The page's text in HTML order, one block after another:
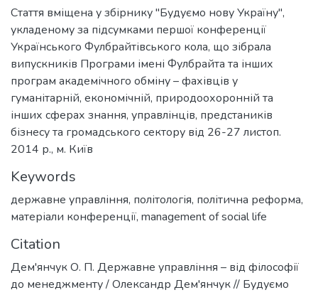
Стаття вміщена у збірнику "Будуємо нову Україну",
укладеному за підсумками першої конференції
Українського Фулбрайтівського кола, що зібрала
випускників Програми імені Фулбрайта та інших
програм академічного обміну – фахівців у
гуманітарній, економічній, природоохоронній та
інших сферах знання, управлінців, предстаників
бізнесу та громадського сектору від 26-27 листоп.
2014 р., м. Київ
Keywords
державне управління, політологія, політична реформа,
матеріали конференції, management of social life
Citation
Дем'янчук О. П. Державне управління – від філософії
до менеджменту / Олександр Дем'янчук // Будуємо